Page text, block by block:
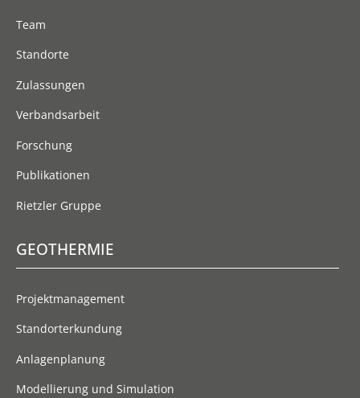
Team
Standorte
Zulassungen
Verbandsarbeit
Forschung
Publikationen
Rietzler Gruppe
GEOTHERMIE
Projektmanagement
Standorterkundung
Anlagenplanung
Modellierung und Simulation